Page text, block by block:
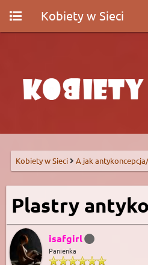
Kobiety w Sieci
Kobiety w Sieci A jak
Plastry
isafgirl
Panienka